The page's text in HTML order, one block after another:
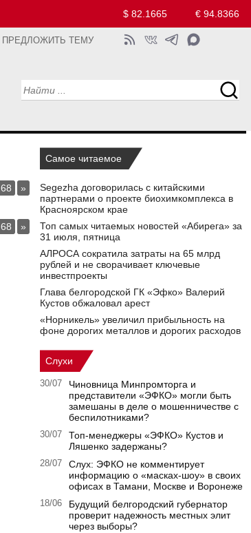
$ 82.1665 € 94.8366
ПРЕДЛОЖИТЬ ТЕМУ
68
»
68 »
Самое читаемое
Segezha договорилась с китайскими
партнерами о проекте биохимкомплекса в
Красноярском крае
Топ самых читаемых новостей «Абирега» за
31 июля, пятница
АЛРОСА сократила затраты на 65 млрд
рублей и не сворачивает ключевые
инвестпроекты
Глава белгородской ГК «Эфко» Валерий
Кустов обжаловал арест
«Норникель» увеличил прибыльность на
фоне дорогих металлов и дорогих расходов
Слухи
30/07
Чиновница Минпромторга и
представители «ЭФКО» могли быть
замешаны в деле о мошенничестве с
беспилотниками?
30/07
Топ-менеджеры «ЭФКО» Кустов и
Ляшенко задержаны?
28/07
Слух: ЭФКО не комментирует
информацию о «масках-шоу» в своих
офисах в Тамани, Москве и Воронеже
18/06
Будущий белгородский губернатор
проверит надежность местных элит
через выборы?